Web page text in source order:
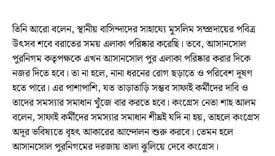
তিনি আরো বলেন, স্থানীয় বাসিন্দাদের সাহায্যে মুসলিম সম্প্রদায়ের পবিত্র
উৎসব শবে বরাতের সময় এলাকা পরিষ্কার করেছি। তবে, আসানসোল
পুরনিগম কতৃপক্ষকে এখন আসানসোল পুর এলাকা পরিষ্কার করার দিকে
নজর দিতে হবে। তা না হলে, নানা ধরনের রোগ ছড়াতে ও পরিবেশ দূষণ
হতে পারে। এর পাশাপাশি, যত তাড়াতাড়ি সম্ভব সাফাই কর্মীদের দাবি ও
তাদের সমস্যার সমাধান খুঁজে বার করতে হবে। কংগ্রেস নেতা শাহ আলম
বলেন, সাফাই কর্মীদের সমস্যার সমাধান শীঘ্রই যদি না হয়, তাহলে কংগ্রেস
অদূর ভবিষ্যতে বৃহৎ আকারের আন্দোলন শুরু করবে। তেমন হলে
আসানসোল পুরনিগমের দরজায় তালা ঝুলিয়ে দেবে কংগ্রেস।